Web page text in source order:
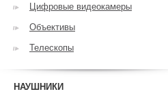
Цифровые видеокамеры
Объективы
Телескопы
НАУШНИКИ